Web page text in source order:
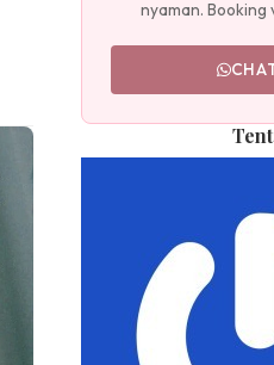
nyaman. Booking